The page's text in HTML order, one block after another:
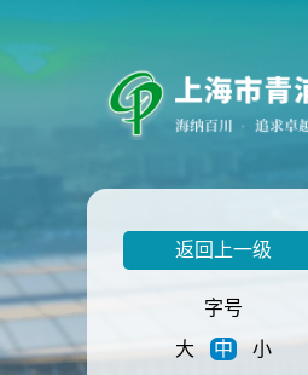
到
主
要
内
返回上一级
字号
大
中 小